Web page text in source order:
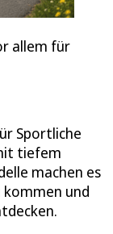
allem für
Sportliche
tiefem
machen es
und